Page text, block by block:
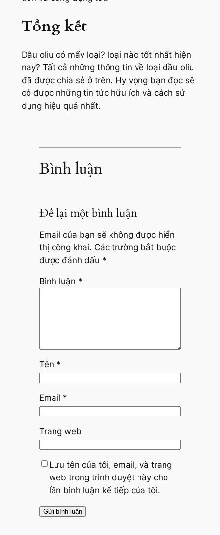
Tổng kết
Dầu oliu có mấy loại? loại nào tốt nhất hiện
nay? Tất cả những thông tin về loại dầu oliu
đã được chia sẻ ở trên. Hy vọng bạn đọc sẽ
có được những tin tức hữu ích và cách sử
dụng hiệu quả nhất.
Bình luận
Để lại một bình luận
Email của bạn sẽ không được hiển
thị công khai. Các trường bắt buộc
được đánh dấu *
Bình luận *
Tên *
Email *
Trang web
Lưu tên của tôi, email, và trang
web trong trình duyệt này cho
lần bình luận kế tiếp của tôi.